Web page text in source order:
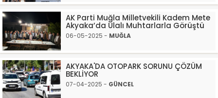
AK Parti Muğla Milletvekili Kadem Mete
Akyaka’da Ulalı Muhtarlarla Görüştü
06-05-2025 - MUĞLA
AKYAKA'DA OTOPARK SORUNU ÇÖZÜM
BEKLİYOR
07-04-2025 - GÜNCEL